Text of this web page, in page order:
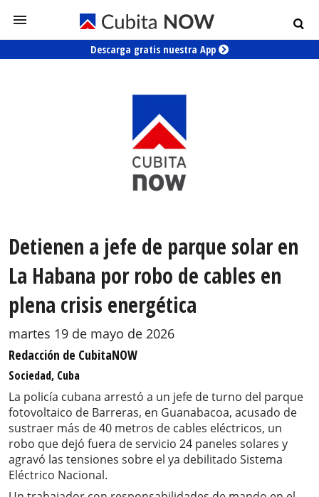
Descarga gratis nuestra App
Detienen a jefe de parque solar en
La Habana por robo de cables en
plena crisis energética
martes 19 de mayo de 2026
Redacción de CubitaNOW
Sociedad, Cuba
La policía cubana arrestó a un jefe de turno del parque
fotovoltaico de Barreras, en Guanabacoa, acusado de
sustraer más de 40 metros de cables eléctricos, un
robo que dejó fuera de servicio 24 paneles solares y
agravó las tensiones sobre el ya debilitado Sistema
Eléctrico Nacional.